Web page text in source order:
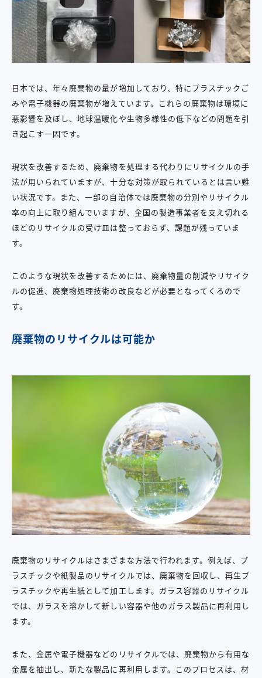
日本では、年々廃棄物の量が増加しており、特にプラスチックご
みや電子機器の廃棄物が増えています。これらの廃棄物は環境に
悪影響を及ぼし、地球温暖化や生物多様性の低下などの問題を引
き起こす一因です。
現状を改善するため、廃棄物を処理する代わりにリサイクルの手
法が用いられていますが、十分な対策が取られているとは言い難
い状況です。また、一部の自治体では廃棄物の分別やリサイクル
率の向上に取り組んでいますが、全国の製造事業者を支え切れる
ほどのリサイクルの受け皿は整っておらず、課題が残っていま
す。
このような現状を改善するためには、廃棄物量の削減やリサイク
ルの促進、廃棄物処理技術の改良などが必要となってくるので
す。
廃棄物のリサイクルは可能か
廃棄物のリサイクルはさまざまな方法で行われます。例えば、プ
ラスチックや紙製品のリサイクルでは、廃棄物を回収し、再生プ
ラスチックや再生紙として加工します。ガラス容器のリサイクル
では、ガラスを溶かして新しい容器や他のガラス製品に再利用し
ます。
また、金属や電子機器などのリサイクルでは、廃棄物から有用な
金属を抽出し、新たな製品に再利用します。このプロセスは、材